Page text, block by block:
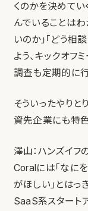
くのかを決めて
んでいることはわ
いのか」「どう
よう、キックオフ
調査も定期的に
そういったやり
資先企業にも特
澤山：ハンズイフ
Coralには「なに
がほしい」とはっ
SaaS系スタート